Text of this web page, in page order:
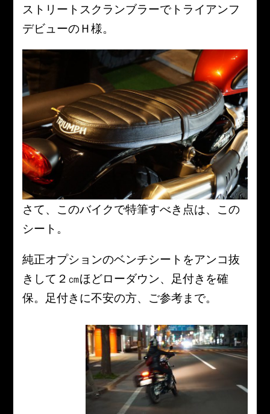
ストリートスクランブラーでトライアンフ
デビューのＨ様。
さて、このバイクで特筆すべき点は、この
シート。
純正オプションのベンチシートをアンコ抜
きして２㎝ほどローダウン、足付きを確
保。足付きに不安の方、ご参考まで。